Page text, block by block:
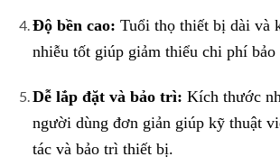
Độ bền cao: Tuổi thọ thiết bị dài và
nhiễu tốt giúp giảm thiểu chi phí
Dễ lắp đặt và bảo trì: Kích thước
người dùng đơn giản giúp kỹ thuật
tác và bảo trì thiết bị.